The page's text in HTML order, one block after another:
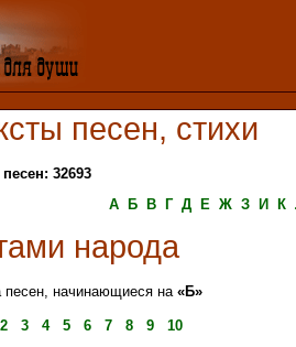
песен, стихи
песен: 32693
А
Б В Г Д Е Ж З И К
народа
песен, начинающиеся на «Б»
2 3 4 5 6 7 8 9 10